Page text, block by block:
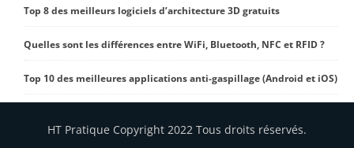
Top 8 des meilleurs logiciels d’architecture 3D gratuits
Quelles sont les différences entre WiFi, Bluetooth, NFC et RFID ?
Top 10 des meilleures applications anti-gaspillage (Android et iOS)
HT Pratique Copyright 2022 Tous droits réservés.